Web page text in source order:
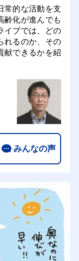
常的な活動を支
齢化が進んでも
イブでは、どの
れるのか、その
献できるかを紹
みんなの声